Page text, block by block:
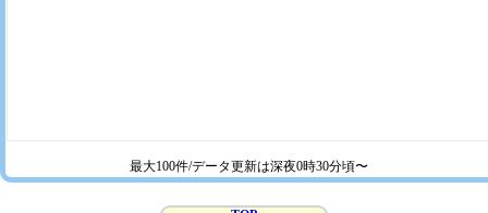
最大100件/データ更新は深夜0時30分頃〜